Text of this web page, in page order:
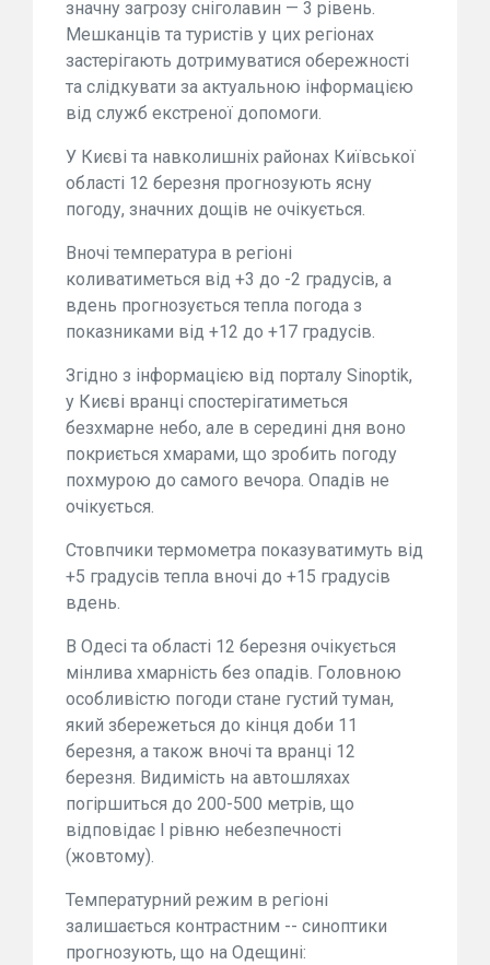
значну загрозу сніголавин — 3 рівень.
Мешканців та туристів у цих регіонах
застерігають дотримуватися обережності
та слідкувати за актуальною інформацією
від служб екстреної допомоги.
У Києві та навколишніх районах Київської
області 12 березня прогнозують ясну
погоду, значних дощів не очікується.
Вночі температура в регіоні
коливатиметься від +3 до -2 градусів, а
вдень прогнозується тепла погода з
показниками від +12 до +17 градусів.
Згідно з інформацією від порталу Sinoptik,
у Києві вранці спостерігатиметься
безхмарне небо, але в середині дня воно
покриється хмарами, що зробить погоду
похмурою до самого вечора. Опадів не
очікується.
Стовпчики термометра показуватимуть від
+5 градусів тепла вночі до +15 градусів
вдень.
В Одесі та області 12 березня очікується
мінлива хмарність без опадів. Головною
особливістю погоди стане густий туман,
який збережеться до кінця доби 11
березня, а також вночі та вранці 12
березня. Видимість на автошляхах
погіршиться до 200-500 метрів, що
відповідає I рівню небезпечності
(жовтому).
Температурний режим в регіоні
залишається контрастним -- синоптики
прогнозують, що на Одещині: